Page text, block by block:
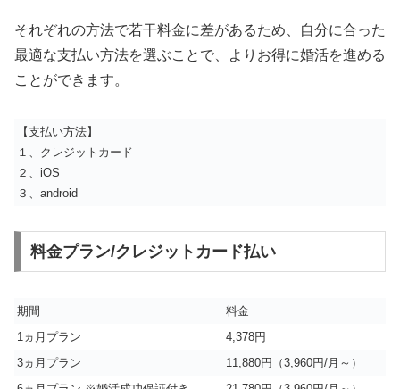
それぞれの方法で若干料金に差があるため、自分に合った
最適な支払い方法を選ぶことで、よりお得に婚活を進める
ことができます。
【支払い方法】
１、クレジットカード
２、iOS
３、android
料金プラン/クレジットカード払い
期間
料金
1ヵ月プラン
4,378円
3ヵ月プラン
11,880円（3,960円/月～）